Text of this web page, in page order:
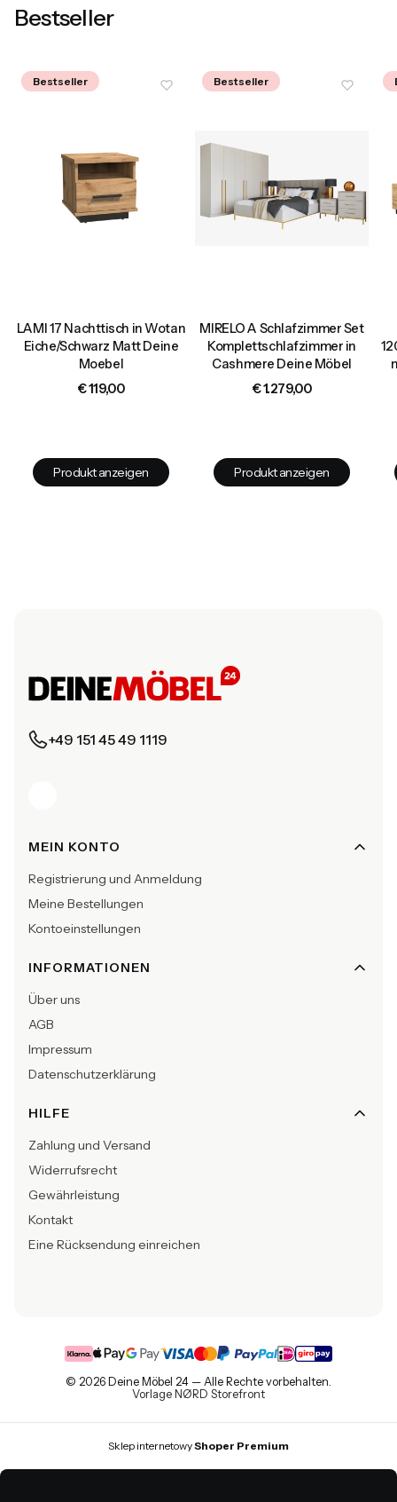
Bestseller
Bestseller
LAMI 17 Nachttisch in Wotan
Eiche/Schwarz Matt Deine
Moebel
Preis
€ 119,00
Produkt anzeigen
Bestseller
MIRELO A Schlafzimmer Set
Komplettschlafzimmer in
Cashmere Deine Möbel
Preis
€ 1.279,00
Produkt anzeigen
+49 151 45 49 1119
Fußzeilenmenü
MEIN KONTO
Registrierung und Anmeldung
Meine Bestellungen
Kontoeinstellungen
INFORMATIONEN
Über uns
AGB
Impressum
Datenschutzerklärung
HILFE
Zahlung und Versand
Widerrufsrecht
Gewährleistung
Kontakt
Eine Rücksendung einreichen
© 2026 Deine Möbel 24 — Alle Rechte vorbehalten.
Vorlage NØRD Storefront
Sklep internetowyShoper Premium